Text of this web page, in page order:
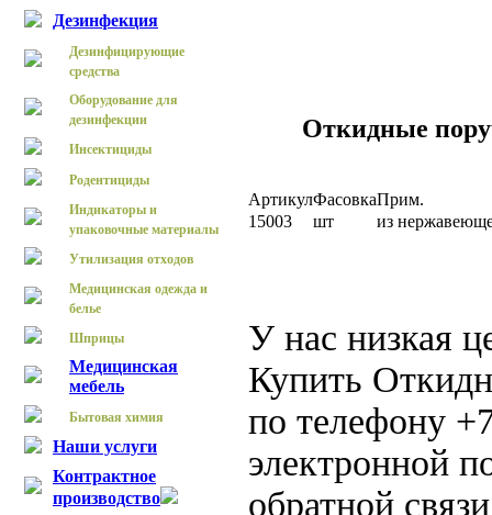
Дезинфекция
Дезинфицирующие
средства
Оборудование для
дезинфекции
Инсектициды
Родентициды
Индикаторы и
упаковочные материалы
Утилизация отходов
Медицинская одежда и
белье
Шприцы
Медицинская
мебель
Бытовая химия
Наши услуги
Контрактное
производство
Откидные
АртикулФасовкаПрим.
15003
шт из
У нас низкая
Купить
по телефону
электронной
обратной